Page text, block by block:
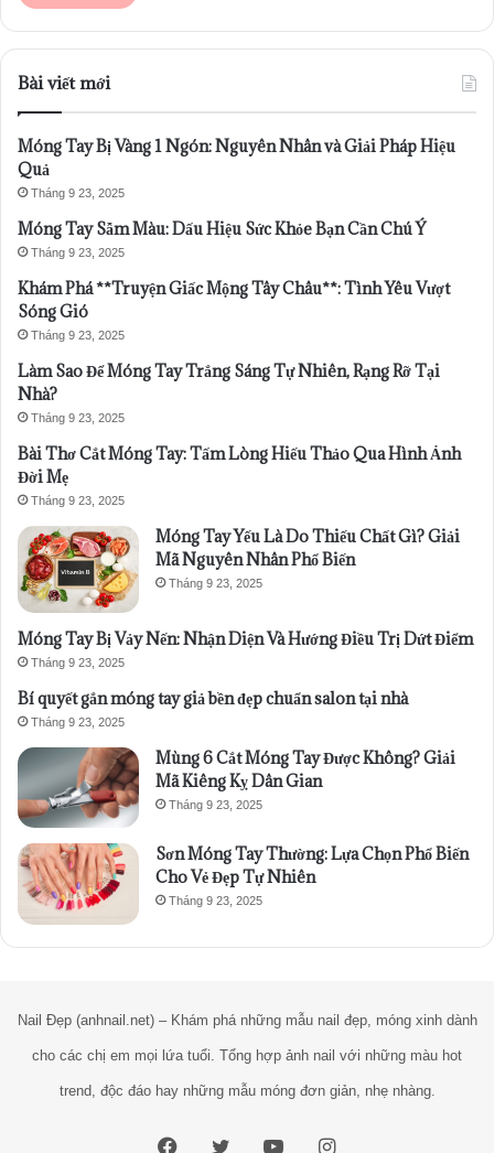
Bài viết mới
Móng Tay Bị Vàng 1 Ngón: Nguyên Nhân và Giải Pháp Hiệu
Quả
Tháng 9 23, 2025
Móng Tay Sẫm Màu: Dấu Hiệu Sức Khỏe Bạn Cần Chú Ý
Tháng 9 23, 2025
Khám Phá **Truyện Giấc Mộng Tây Châu**: Tình Yêu Vượt
Sóng Gió
Tháng 9 23, 2025
Làm Sao Để Móng Tay Trắng Sáng Tự Nhiên, Rạng Rỡ Tại
Nhà?
Tháng 9 23, 2025
Bài Thơ Cắt Móng Tay: Tấm Lòng Hiếu Thảo Qua Hình Ảnh
Đời Mẹ
Tháng 9 23, 2025
Móng Tay Yếu Là Do Thiếu Chất Gì? Giải
Mã Nguyên Nhân Phổ Biến
Tháng 9 23, 2025
Móng Tay Bị Vảy Nến: Nhận Diện Và Hướng Điều Trị Dứt Điểm
Tháng 9 23, 2025
Bí quyết gắn móng tay giả bền đẹp chuẩn salon tại nhà
Tháng 9 23, 2025
Mùng 6 Cắt Móng Tay Được Không? Giải
Mã Kiêng Kỵ Dân Gian
Tháng 9 23, 2025
Sơn Móng Tay Thường: Lựa Chọn Phổ Biến
Cho Vẻ Đẹp Tự Nhiên
Tháng 9 23, 2025
Nail Đẹp (anhnail.net) – Khám phá những mẫu nail đẹp, móng xinh dành
cho các chị em mọi lứa tuổi. Tổng hợp ảnh nail với những màu hot
trend, độc đáo hay những mẫu móng đơn giản, nhẹ nhàng.
FacebookTwitterYouTubeInstagram